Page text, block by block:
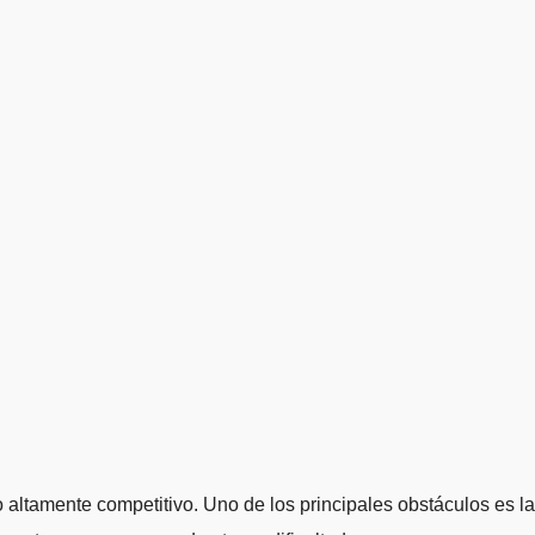
competitivo. Uno de los principales obstáculos es la